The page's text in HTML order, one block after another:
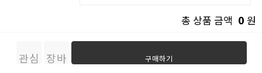
총 상품 금액 0 원
관심
장바
구매하기